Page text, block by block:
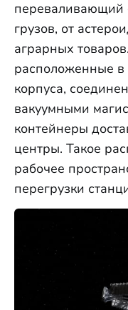
переваливающий
грузов, от
аграрных
расположенные в
корпуса,
вакуумными
контейнеры
центры. Такое
рабочее
перегрузки